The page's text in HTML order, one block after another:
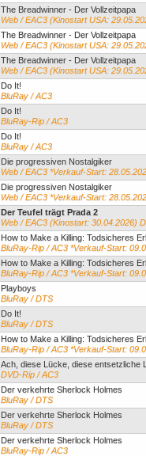
The Breadwinner - Der Vollzeitpapa
Web / EAC3 (Kinostart USA:
The Breadwinner - Der Vollzeitpapa
Web / EAC3 (Kinostart USA:
The Breadwinner - Der Vollzeitpapa
Web / EAC3 (Kinostart USA:
Do It!
BluRay / AC3
Do It!
BluRay-Rip / AC3
Do It!
BluRay / AC3
Die progressiven Nostalgiker
Web / EAC3 *Verkauf-Start:
Die progressiven Nostalgiker
Web / EAC3 *Verkauf-Start:
Der Teufel trägt Prada 2
Web / EAC3 (Kinostart: 30.04.2026)
How to Make a Killing: Todsicheres
BluRay-Rip / AC3 *Verkauf-Start:
How to Make a Killing: Todsicheres
BluRay-Rip / AC3 *Verkauf-Start:
Playboys
BluRay / DTS
Do It!
BluRay / DTS
How to Make a Killing: Todsicheres
BluRay-Rip / AC3 *Verkauf-Start:
Ach, diese Lücke, diese entsetzliche
DVD-Rip / AC3
Der verkehrte Sherlock Holmes
BluRay / DTS
Der verkehrte Sherlock Holmes
BluRay / DTS
Der verkehrte Sherlock Holmes
BluRay-Rip / AC3